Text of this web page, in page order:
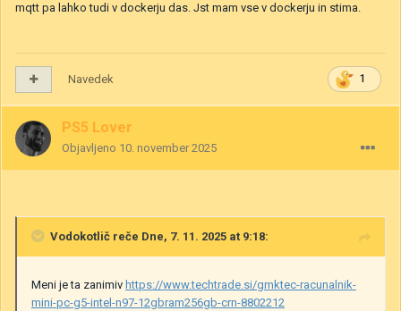
mqtt pa lahko tudi v dockerju das. Jst mam vse v dockerju in stima.
1
Navedek
PS5 Lover
Objavljeno 10. november 2025
Vodokotlič reče Dne, 7. 11. 2025 at 9:18:
Meni je ta zanimiv https://www.techtrade.si/gmktec-racunalnik-
mini-pc-g5-intel-n97-12gbram256gb-crn-8802212